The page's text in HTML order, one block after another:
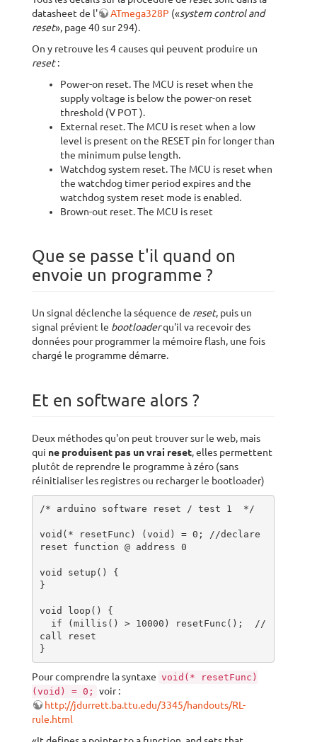
datasheet de l'
ATmega328P («system control and
reset», page 40 sur 294).
On y retrouve les 4 causes qui peuvent produire un
reset:
Power-on reset. The MCU is reset when the
supply voltage is below the power-on reset
threshold (V POT ).
External reset. The MCU is reset when a low
level is present on the RESET pin for longer than
the minimum pulse length.
Watchdog system reset. The MCU is reset when
the watchdog timer period expires and the
watchdog system reset mode is enabled.
Brown-out reset. The MCU is reset
Que se passe t'il quand on
envoie un programme ?
Un signal déclenche la séquence de reset, puis un
signal prévient le bootloaderqu'il va recevoir des
données pour programmer la mémoire flash, une fois
chargé le programme démarre.
Et en software alors ?
Deux méthodes qu'on peut trouver sur le web, mais
qui ne produisent pas un vrai reset, elles permettent
plutôt de reprendre le programme à zéro (sans
réinitialiser les registres ou recharger le bootloader)
/* arduino software reset / test 1  */
void(* resetFunc) (void) = 0; //declare
reset function @ address 0
void setup() {
}
void loop() {
call reset
}
Pour comprendre la syntaxe void(* resetFunc)
(void) = 0;
voir :
http://jdurrett.ba.ttu.edu/3345/handouts/RL-
rule.html